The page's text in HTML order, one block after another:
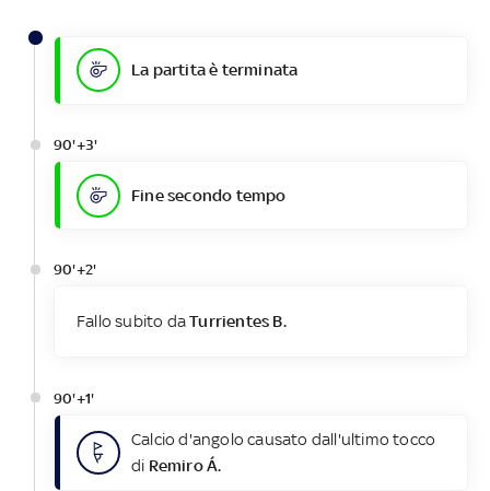
La partita è terminata
90'+3'
Fine secondo tempo
90'+2'
Fallo subito daTurrientes B.
90'+1'
Calcio d'angolo causato dall'ultimo tocco
di Remiro Á.